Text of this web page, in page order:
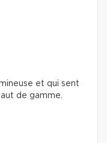
et qui sent
de gamme.